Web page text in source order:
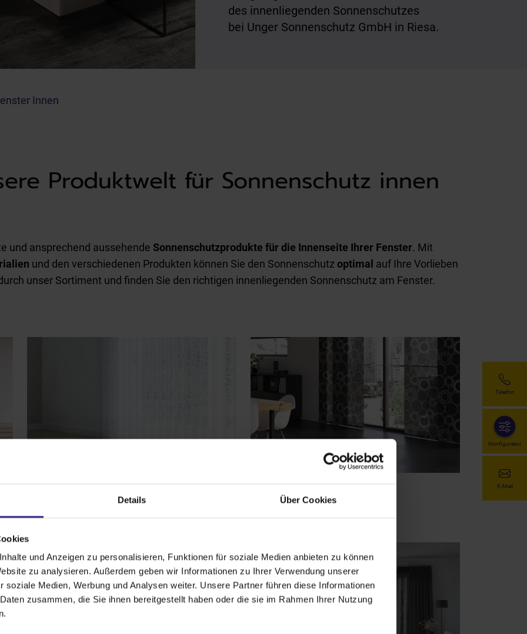
Details Über Cookies
und Anzeigen zu personalisieren, Funktionen für soziale Medien anbieten zu können
zu analysieren. Außerdem geben wir Informationen zu Ihrer Verwendung unserer
soziale Medien, Werbung und Analysen weiter. Unsere Partner führen diese Informationen
zusammen, die Sie ihnen bereitgestellt haben oder die sie im Rahmen Ihrer Nutzung
Innen
des innenliegenden Sonnenschutzes
bei Unger Sonnenschutz GmbH in Riesa.
Produktwelt für Sonnenschutz innen
und ansprechend aussehende Sonnenschutzprodukte für die Innenseite Ihrer Fenster. Mit
und den verschiedenen Produkten können Sie den Sonnenschutz optimal auf Ihre Vorlieben
unser Sortiment und finden Sie den richtigen innenliegenden Sonnenschutz am Fenster.
Telefon
Konfigurator
E-Mail